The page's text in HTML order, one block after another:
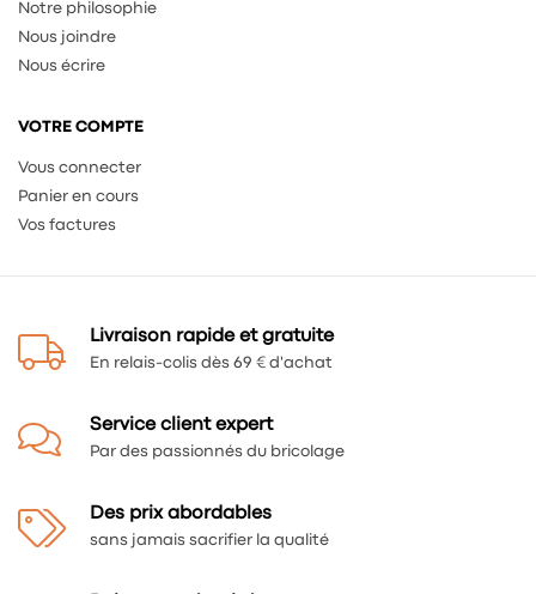
Notre philosophie
Nous joindre
Nous écrire
VOTRE COMPTE
Vous connecter
Panier en cours
Vos factures
Livraison rapide et gratuite
En relais-colis dès 69 € d'achat
Service client expert
Par des passionnés du bricolage
Des prix abordables
sans jamais sacrifier la qualité